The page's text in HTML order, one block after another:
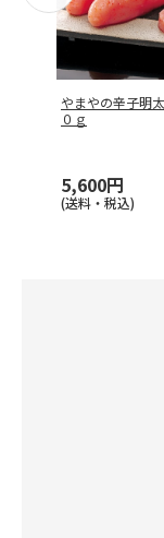
やまやの辛子明
０ｇ
5,600円
(送料・税込)